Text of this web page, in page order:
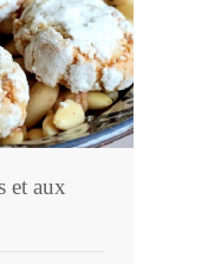
et aux